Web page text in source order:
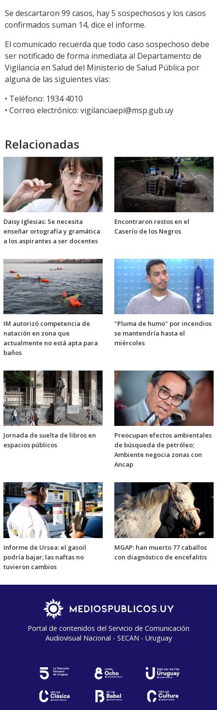
Se descartaron 99 casos, hay 5 sospechosos y los casos
confirmados suman 14, dice el informe.
El comunicado recuerda que todo caso sospechoso debe
ser notificado de forma inmediata al Departamento de
Vigilancia en Salud del Ministerio de Salud Pública por
alguna de las siguientes vías:
• Teléfono: 1934 4010
• Correo electrónico: vigilanciaepi@msp.gub.uy
Relacionadas
Daisy Iglesias: Se necesita
enseñar ortografía y gramática
a los aspirantes a ser docentes
Encontraron restos en el
Caserío de los Negros
IM autorizó competencia de
natación en zona que
actualmente no está apta para
baños
"Pluma de humo" por incendios
se mantendría hasta el
miércoles
Jornada de suelta de libros en
espacios públicos
Preocupan efectos ambientales
de búsqueda de petróleo;
Ambiente negocia zonas con
Ancap
Informe de Ursea: el gasoil
podría bajar; las naftas no
tuvieron cambios
MGAP: han muerto 77 caballos
con diagnóstico de encefalitis
Portal de contenidos del Servicio de Comunicación
Audiovisual Nacional - SECAN - Uruguay